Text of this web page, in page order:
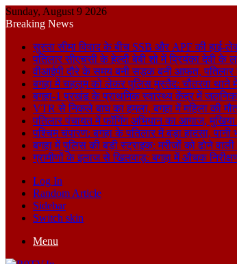
Sunday, August 9 2026
Breaking News
सुस्ता सीमा विवाद के बीच SSB और APF की
पतिलार सीएचसी के हेल्दी बेबी शो में प्रियंका देवी के
वीआईपी दौरे के समय बनी सड़क बनी आफत, पतिलार
बगहा में चहलूम को लेकर पुलिस मुस्तैद: चौतरवा थाने में
बगहा-1 प्रखंड के प्राथमिक स्वास्थ्य केंद्र में
VTR से निकले बाघ का हमला, बगहा में महिला की
पतिलार पंचायत में फॉगिंग अभियान का आगाज,
पश्चिम चंपारण: बगहा के पतिलार में बड़ा हादसा,
बगहा में पुलिस की बड़ी स्ट्राइक: मरीजों को ढोने
ग्रामीणों के इलाज से खिलवाड़: बगहा में औचक निरीक्षण
Log In
Random Article
Sidebar
Switch skin
Menu